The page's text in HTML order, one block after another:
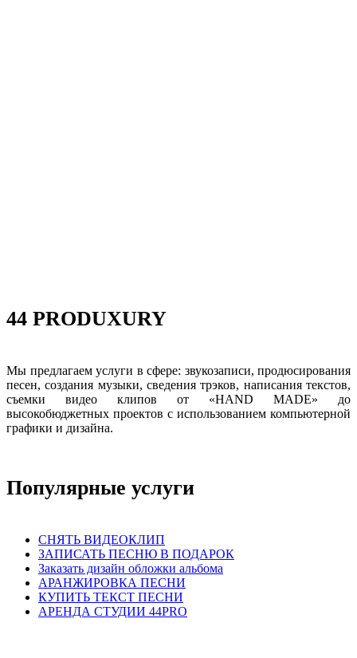
44 PRODUXURY
Мы предлагаем услуги в сфере: звукозаписи, продюсирования
песен, создания музыки, сведения трэков, написания текстов,
съемки видео клипов от «HAND MADE» до
высокобюджетных проектов с использованием компьютерной
графики и дизайна.
Популярные услуги
СНЯТЬ ВИДЕОКЛИП
ЗАПИСАТЬ ПЕСНЮ В ПОДАРОК
Заказать дизайн обложки альбома
АРАНЖИРОВКА ПЕСНИ
КУПИТЬ ТЕКСТ ПЕСНИ
АРЕНДА СТУДИИ 44PRO